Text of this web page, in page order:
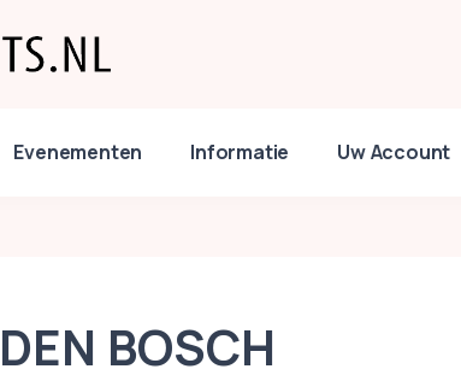
Evenementen Informatie Uw Account
BOSCH